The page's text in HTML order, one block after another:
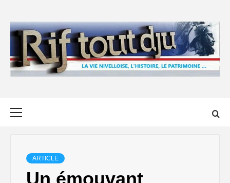
content
ARTICLE
Un émouvant